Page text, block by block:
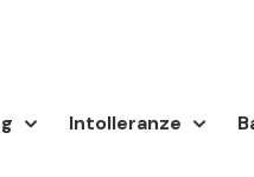
Intolleranze